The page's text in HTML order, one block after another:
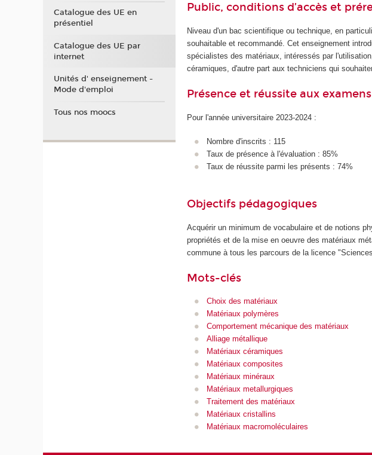
Public, conditions d’accès et
Niveau d'un bac scientifique ou technique, en
souhaitable et recommandé. Cet enseignement
spécialistes des matériaux, intéressés par
céramiques, d'autre part aux techniciens qui
Présence et réussite aux examens
Pour l'année universitaire 2023-2024 :
Nombre d'inscrits : 115
Taux de présence à l'évaluation : 85%
Taux de réussite parmi les présents : 74%
Objectifs pédagogiques
Acquérir un minimum de vocabulaire et de notions
propriétés et de la mise en oeuvre des matériaux
commune à tous les parcours de la licence
Mots-clés
Choix des matériaux
Matériaux polymères
Comportement mécanique des matériaux
Alliage métallique
Matériaux céramiques
Matériaux composites
Matériaux minéraux
Matériaux metallurgiques
Traitement des matériaux
Matériaux cristallins
Matériaux macromoléculaires
Catalogue des UE en
présentiel
Catalogue des UE par
internet
Unités d' enseignement -
Mode d'emploi
Tous nos moocs